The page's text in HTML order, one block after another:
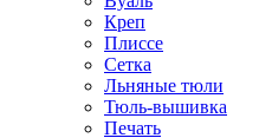
Креп
Плиссе
Сетка
Льняные тюли
Тюль-вышивка
Печать